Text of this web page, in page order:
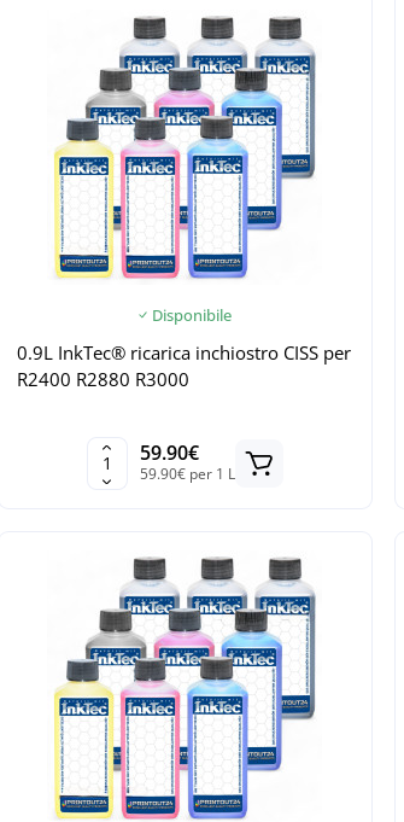
Disponibile
0.9L InkTec® ricarica inchiostro CISS per
R2400 R2880 R3000
59.90€
59.90€ per 1 L